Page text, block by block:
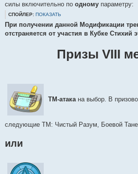
силы включительно по одному параметру:
СПОЙЛЕР: ПОКАЗАТЬ
При получении данной Модификации
отстраняется от участия в Кубке Стихий
Призы VIII
ТМ-атакана выбор. В
следующие ТМ: Чистый Разум, Боевой
или